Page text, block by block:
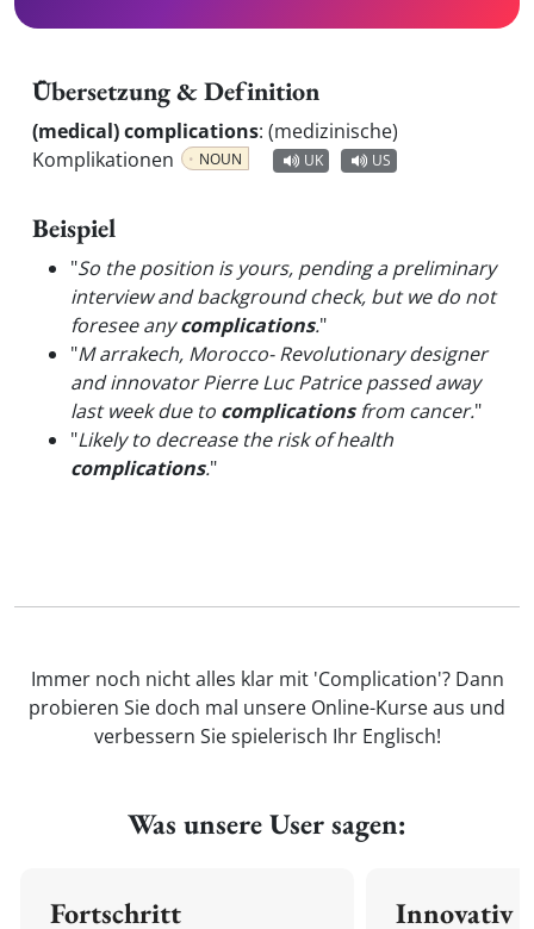
Übersetzung & Definition
(medical) complications: (medizinische)
Komplikationen
NOUN UK US
Beispiel
"So the position is yours, pending a preliminary
interview and background check, but we do not
foresee anycomplications."
"M arrakech, Morocco- Revolutionary designer
and innovator Pierre Luc Patrice passed away
last week due to complicationsfrom cancer."
"Likely to decrease the risk of health
complications."
Immer noch nicht alles klar mit 'Complication'? Dann
probieren Sie doch mal unsere Online-Kurse aus und
verbessern Sie spielerisch Ihr Englisch!
Was unsere User sagen:
Fortschritt Innovativ